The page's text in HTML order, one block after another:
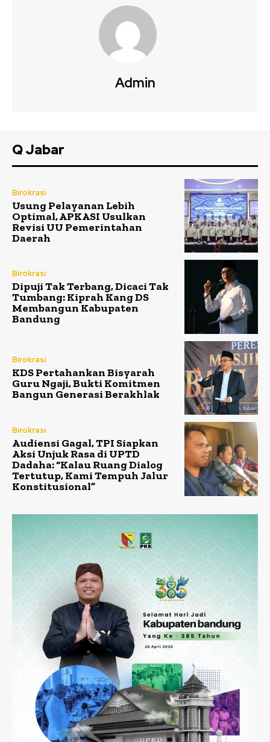
Admin
Q Jabar
Birokrasi
Usung Pelayanan Lebih
Optimal, APKASI Usulkan
Revisi UU Pemerintahan
Daerah
Birokrasi
Dipuji Tak Terbang, Dicaci Tak
Tumbang: Kiprah Kang DS
Membangun Kabupaten
Bandung
Birokrasi
KDS Pertahankan Bisyarah
Guru Ngaji, Bukti Komitmen
Bangun Generasi Berakhlak
Birokrasi
Audiensi Gagal, TPI Siapkan
Aksi Unjuk Rasa di UPTD
Dadaha: “Kalau Ruang Dialog
Tertutup, Kami Tempuh Jalur
Konstitusional”